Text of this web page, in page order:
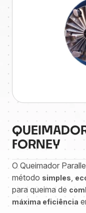
FORNEY
O Queimador
método simples,
para queima de
máxima eficiência